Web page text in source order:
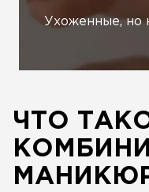
Ухоженные, но
ЧТО